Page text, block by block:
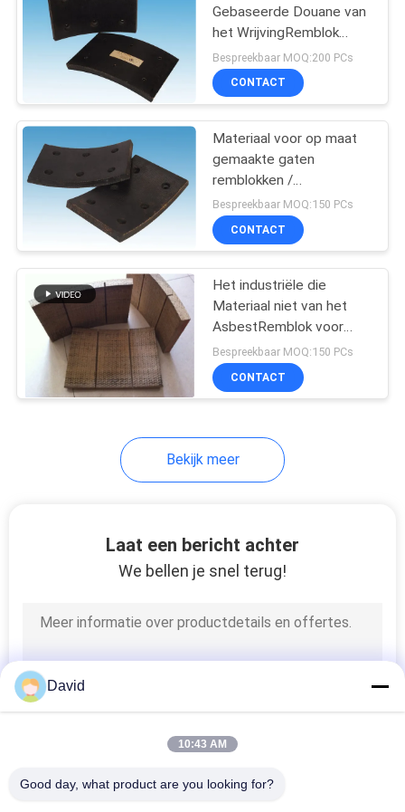
Zegelringspakking
Asbest Vrije
Remvoering
Wrijving Materieel
De Voering van de
remband
Gebaseerde Douane van
het WrijvingRemblok
Rubber met Gaten
Bespreekbaar MOQ:200 PCs
CONTACT
Materiaal voor op maat
gemaakte gaten
remblokken /
mijnmachines
Kaliperremblokken
Bespreekbaar MOQ:150 PCs
CONTACT
Het industriële die
Materiaal niet van het
AsbestRemblok voor
Bouwmachines wordt
geweven
Bespreekbaar MOQ:150 PCs
CONTACT
Bekijk meer
Laat een bericht achter
We bellen je snel terug!
David
10:43 AM
Good day, what product are you looking for?